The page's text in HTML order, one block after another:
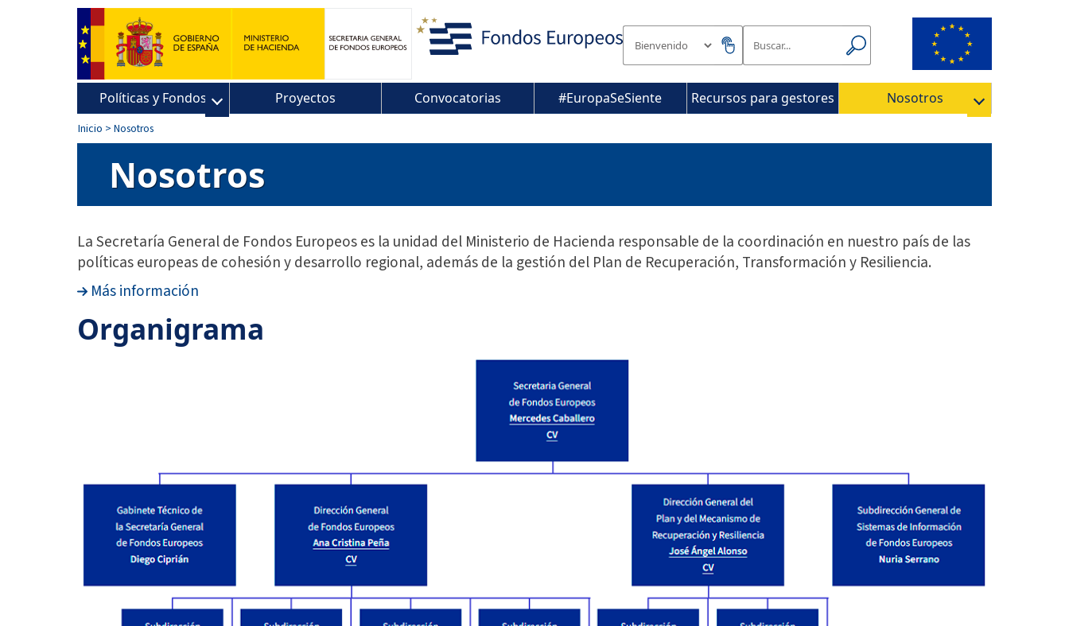
Políticas y Fondos Proyectos Convocatorias #EuropaSeSiente Recursos para gestores Nosotros
Inicio > Nosotros
Nosotros
La Secretaría General de Fondos Europeos es la unidad del Ministerio de Hacienda responsable de la coordinación en nuestro país de las
políticas europeas de cohesión y desarrollo regional, además de la gestión del Plan de Recuperación, Transformación y Resiliencia.
Más información
Organigrama